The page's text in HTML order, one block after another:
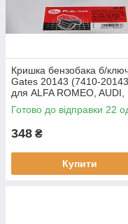
Кришка бензобака б/
Gates 20143 (7410-
для ALFA ROMEO, AUDI,
BUICK, CADILLAC,
CHEVROLET,
Готово до відправки 22
348 ₴
Купити